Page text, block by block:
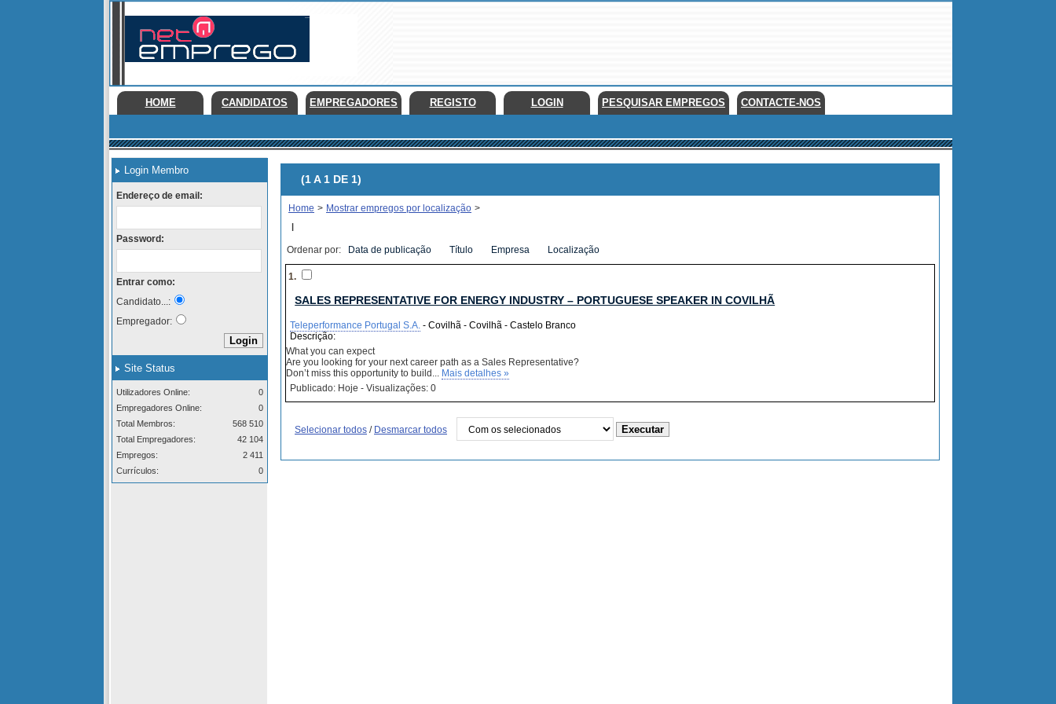
HOME CANDIDATOS EMPREGADORES REGISTO LOGIN PESQUISAR EMPREGOS CONTACTE-NOS
Login Membro
Endereço de email:
Password:
Entrar como:
Candidato...:
Empregador:
Site Status
Utilizadores Online:
0
Empregadores Online:
0
Total Membros:
568 510
Total Empregadores:
42 104
Empregos:
2 411
Currículos:
0
(1 A 1 DE 1)
Home > Mostrar empregos por localização >
|
Ordenar por: Data de publicação Título Empresa Localização
1.
SALES REPRESENTATIVE FOR ENERGY INDUSTRY – PORTUGUESE SPEAKER IN COVILHÃ
Teleperformance Portugal S.A. - Covilhã - Covilhã - Castelo Branco
Descrição:
What you can expect
Are you looking for your next career path as a Sales Representative?
Don’t miss this opportunity to build... Mais detalhes »
Publicado: Hoje - Visualizações: 0
Selecionar todos / Desmarcar todos